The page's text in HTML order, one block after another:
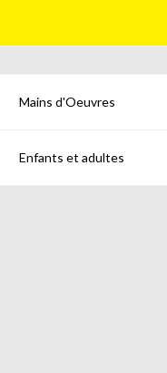
Mains d'Oeuvres
Enfants et adultes